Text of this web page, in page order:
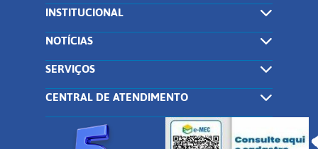
INSTITUCIONAL
NOTÍCIAS
SERVIÇOS
CENTRAL DE ATENDIMENTO